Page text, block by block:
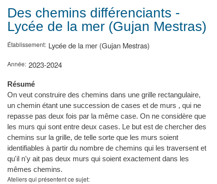
d'Ariane
Des chemins différenciants -
Lycée de la mer (Gujan Mestras)
Établissement Lycée de la mer (Gujan Mestras)
Année 2023-2024
Résumé
On veut construire des chemins dans une grille rectangulaire,
un chemin étant une succession de cases et de murs , qui ne
repasse pas deux fois par la même case. On ne considère que
les murs qui sont entre deux cases. Le but est de chercher des
chemins sur la grille, de telle sorte que les murs soient
identifiables à partir du nombre de chemins qui les traversent et
qu'il n'y ait pas deux murs qui soient exactement dans les
mêmes chemins.
Ateliers qui présentent ce sujet